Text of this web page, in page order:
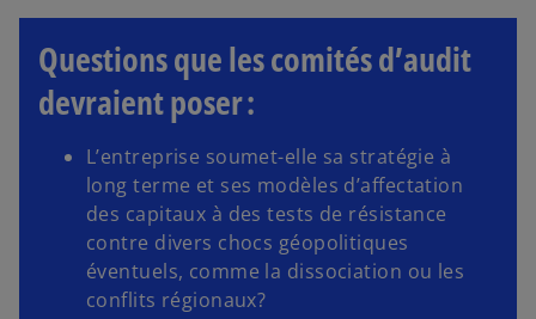
Questions que les comités d’audit
devraient poser :
L’entreprise soumet-elle sa stratégie à
long terme et ses modèles d’affectation
des capitaux à des tests de résistance
contre divers chocs géopolitiques
éventuels, comme la dissociation ou les
conflits régionaux?